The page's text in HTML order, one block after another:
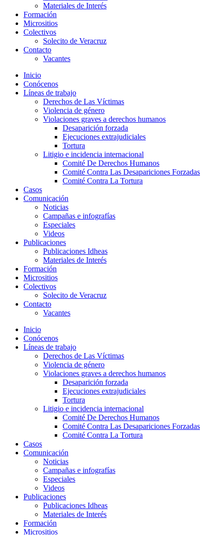
Materiales de Interés
Formación
Micrositios
Colectivos
Solecito de Veracruz
Contacto
Vacantes
Inicio
Conócenos
Líneas de trabajo
Derechos de Las Víctimas
Violencia de género
Violaciones graves a derechos humanos
Desaparición forzada​
Ejecuciones extrajudiciales
Tortura
Litigio e incidencia internacional
Comité De Derechos Humanos​
Comité Contra Las Desapariciones Forzadas
Comité Contra La Tortura​
Casos
Comunicación
Noticias
Campañas e infografías
Especiales
Videos
Publicaciones
Publicaciones Idheas
Materiales de Interés
Formación
Micrositios
Colectivos
Solecito de Veracruz
Contacto
Vacantes
Inicio
Conócenos
Líneas de trabajo
Derechos de Las Víctimas
Violencia de género
Violaciones graves a derechos humanos
Desaparición forzada​
Ejecuciones extrajudiciales
Tortura
Litigio e incidencia internacional
Comité De Derechos Humanos​
Comité Contra Las Desapariciones Forzadas
Comité Contra La Tortura​
Casos
Comunicación
Noticias
Campañas e infografías
Especiales
Videos
Publicaciones
Publicaciones Idheas
Materiales de Interés
Formación
Micrositios